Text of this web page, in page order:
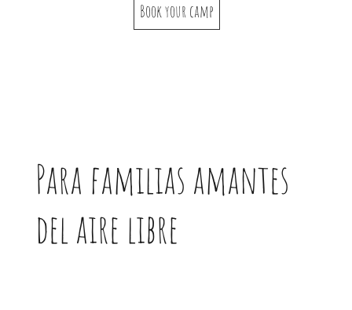
Book your camp
Para familias amantes
del aire libre